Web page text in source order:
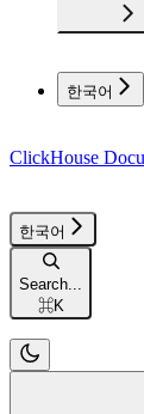
한국어
ClickHouse
한국어
Search...
⌘K